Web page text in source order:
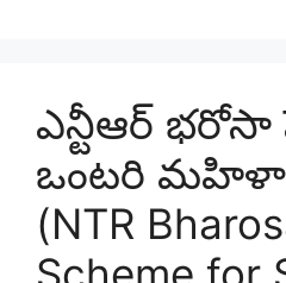
ఎన్టీఆర్ భరోసా
ఒంటరి మహిళా
(NTR